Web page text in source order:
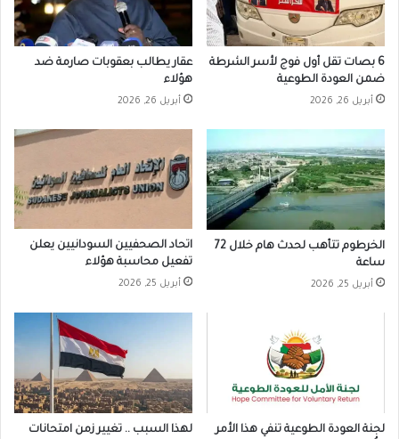
6 بصات تقل أول فوج لأسر الشرطة
ضمن العودة الطوعية
أبريل 26, 2026
عقار يطالب بعقوبات صارمة ضد
هؤلاء
أبريل 26, 2026
الخرطوم تتأهب لحدث هام خلال 72
ساعة
أبريل 25, 2026
اتحاد الصحفيين السودانيين يعلن
تفعيل محاسبة هؤلاء
أبريل 25, 2026
لجنة العودة الطوعية تنفي هذا الأمر
لهذا السبب .. تغيير زمن امتحانات